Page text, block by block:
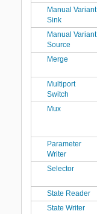
Manual Variant
Sink
Manual Variant
Source
Merge
Multiport
Switch
Mux
Parameter
Writer
Selector
State Reader
State Writer